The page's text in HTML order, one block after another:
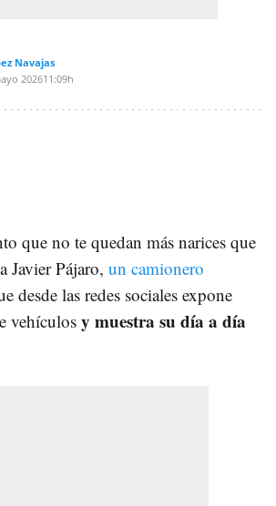
Navajas
202611:09h
que no te quedan más narices que
Javier Pájaro, un camionero
desde las redes sociales expone
vehículos y muestra su día a día